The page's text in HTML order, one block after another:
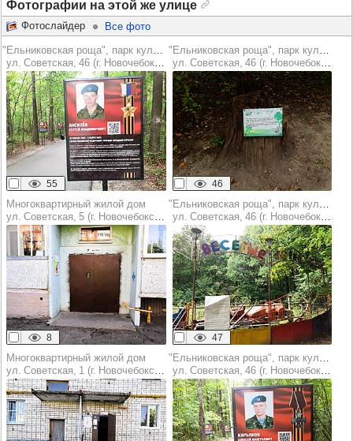
Фотографии на этой же улице
Фотослайдер
Все фото
ул. Советская, 46 (г. Новочебоксарск)
55
ул. Советская, 46 (г. Новочебоксарск)
46
Многоквартирный жилой дом
ул. Советская, 5 (г. Новочебоксарск)
8
ул. Советская, 46 (г. Новочебоксарск)
47
Многоквартирный жилой дом
ул. Советская, 1 (г. Новочебоксарск)
ул. Советская, 46 (г. Новочебоксарск)